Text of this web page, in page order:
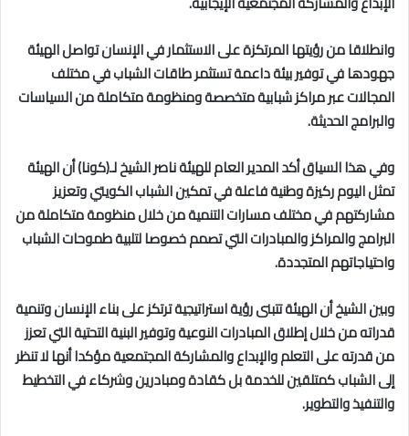
وانطلاقا من رؤيتها المرتكزة على الاستثمار في الإنسان تواصل الهيئة
جهودها في توفير بيئة داعمة تستثمر طاقات الشباب في مختلف
المجالات عبر مراكز شبابية متخصصة ومنظومة متكاملة من السياسات
والبرامج الحديثة.
وفي هذا السياق أكد المدير العام للهيئة ناصر الشيخ لـ(كونا) أن الهيئة
تمثل اليوم ركيزة وطنية فاعلة في تمكين الشباب الكويتي وتعزيز
مشاركتهم في مختلف مسارات التنمية من خلال منظومة متكاملة من
البرامج والمراكز والمبادرات التي تصمم خصوصا لتلبية طموحات الشباب
واحتياجاتهم المتجددة.
وبين الشيخ أن الهيئة تتبنى رؤية استراتيجية ترتكز على بناء الإنسان وتنمية
قدراته من خلال إطلاق المبادرات النوعية وتوفير البنية التحتية التي تعزز
من قدرته على التعلم والإبداع والمشاركة المجتمعية مؤكدا أنها لا تنظر
إلى الشباب كمتلقين للخدمة بل كقادة ومبادرين وشركاء في التخطيط
والتنفيذ والتطوير.